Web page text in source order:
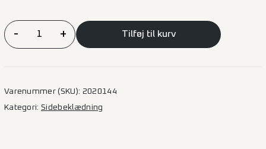
Sidebeklædning
Master/Interstar
- + Tilføj til kurv
Varenummer (SKU): 2020144
Kategori:Sidebeklædning